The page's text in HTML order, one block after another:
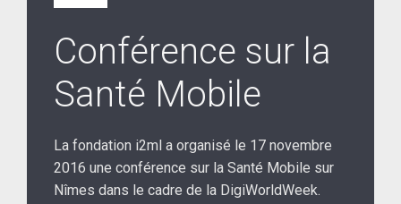
Conférence sur la
Santé Mobile
La fondation i2ml a organisé le 17 novembre
2016 une conférence sur la Santé Mobile sur
Nîmes dans le cadre de la DigiWorldWeek.